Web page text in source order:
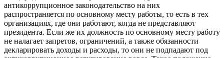
антикоррупционное законодательство на них
распространяется по основному месту работы, то есть в тех
организациях, где они работают, когда не представляют
президента. Если же их должность по основному месту работу
не налагает запретов, ограничений, а также обязанности
декларировать доходы и расходы, то они не подпадают под